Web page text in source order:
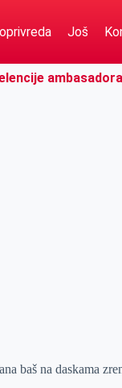
Još
baš na daskama